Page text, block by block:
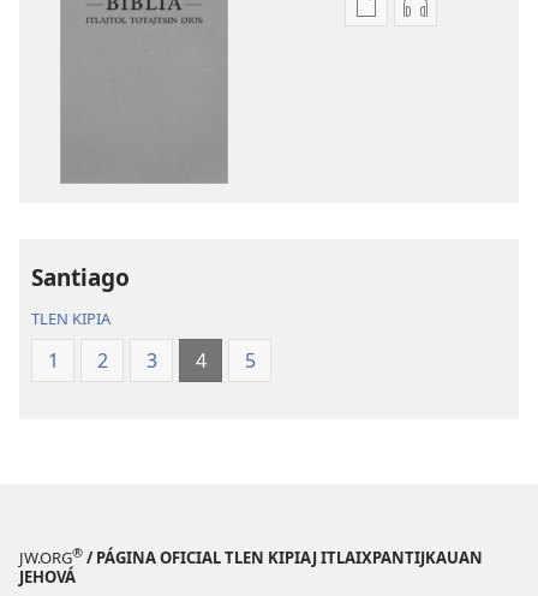
XikinkixtiXikkixti
Santiago
TLEN KIPIA
1 2 3 4 5
JW.ORG® / PÁGINA OFICIAL TLEN KIPIAJ ITLAIXPANTIJKAUAN
JEHOVÁ